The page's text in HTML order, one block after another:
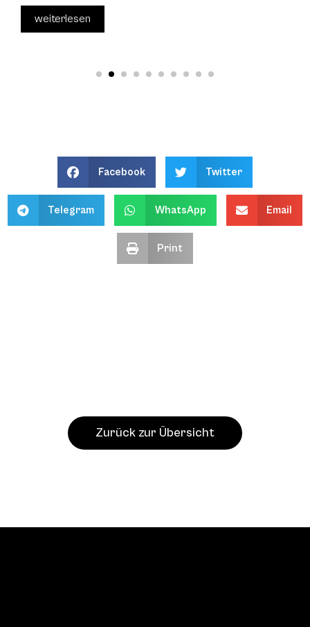
weiterlesen
Facebook Twitter
Telegram WhatsApp Email
Print
Zurück zur Übersicht